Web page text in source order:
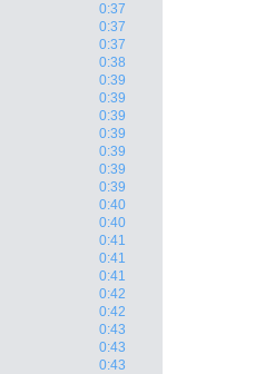
0:37
0:37
0:37
0:38
0:39
0:39
0:39
0:39
0:39
0:39
0:39
0:40
0:40
0:41
0:41
0:41
0:42
0:42
0:43
0:43
0:43